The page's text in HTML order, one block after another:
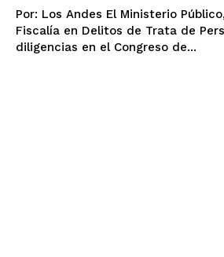
Por: Los Andes El Ministerio Público, a través de la
Fiscalía en Delitos de Trata de
diligencias en el Congreso de...